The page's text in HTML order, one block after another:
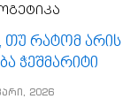
თუ რატომ არის
ჭეშმარიტი
2026